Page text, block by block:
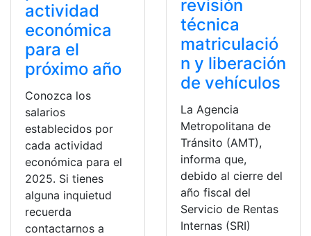
actividad
económica
para el
próximo año
Conozca los
salarios
establecidos por
cada actividad
económica para el
2025. Si tienes
alguna inquietud
recuerda
contactarnos a
revisión
técnica
matriculació
n y liberación
de vehículos
La Agencia
Metropolitana de
Tránsito (AMT),
informa que,
debido al cierre del
año fiscal del
Servicio de Rentas
Internas (SRI)